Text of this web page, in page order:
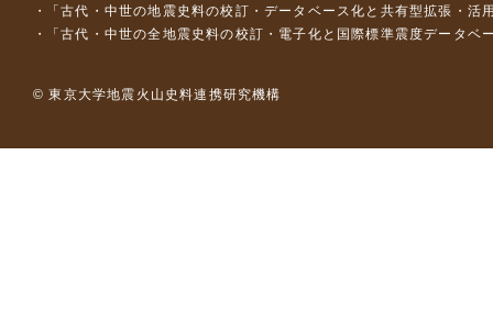
「古代・中世の地震史料の校訂・データベース化と共有型拡張・
「古代・中世の全地震史料の校訂・電子化と国際標準震度データ
© 東京大学地震火山史料連携研究機構